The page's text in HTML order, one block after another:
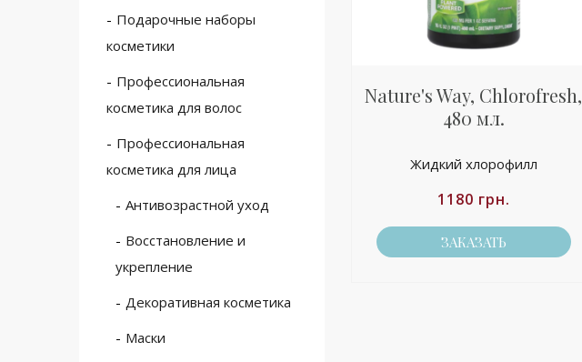
Подарочные наборы
косметики
Профессиональная
косметика для волос
Профессиональная
косметика для лица
Антивозрастной уход
Восстановление и
укрепление
Декоративная косметика
Маски
Nature's Way, Chlorofresh,
480 мл.
Жидкий хлорофилл
1180 грн.
ЗАКАЗАТЬ